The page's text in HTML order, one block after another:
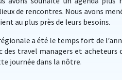
de rencontres. Nous avons
au plus près de leurs besoins.
a été le temps fort de
des travel managers et
journée dans la nôtre.